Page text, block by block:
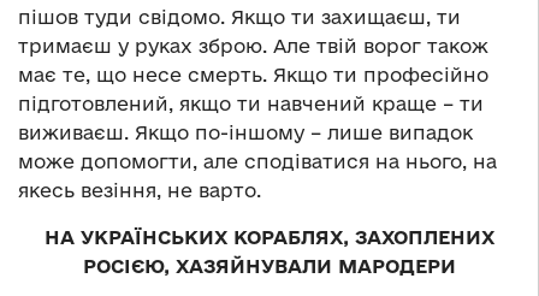
пішов туди свідомо. Якщо ти захищаєш, ти
тримаєш у руках зброю. Але твій ворог також
має те, що несе смерть. Якщо ти професійно
підготовлений, якщо ти навчений краще – ти
виживаєш. Якщо по-іншому – лише випадок
може допомогти, але сподіватися на нього, на
якесь везіння, не варто.
НА УКРАЇНСЬКИХ КОРАБЛЯХ, ЗАХОПЛЕНИХ
РОСІЄЮ, ХАЗЯЙНУВАЛИ МАРОДЕРИ